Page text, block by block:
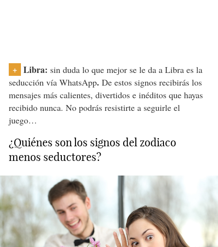
+ Libra: sin duda lo que mejor se le da a Libra es la
seducción vía WhatsApp. De estos signos recibirás los
mensajes más calientes, divertidos e inéditos que hayas
recibido nunca. No podrás resistirte a seguirle el
juego…
¿Quiénes son los signos del zodiaco
menos seductores?